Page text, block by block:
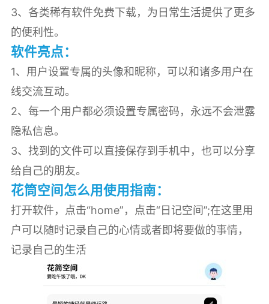
3、各类稀有软件免费下载，为日常生活提供了更多
的便利性。
软件亮点：
1、用户设置专属的头像和昵称，可以和诸多用户在
线交流互动。
2、每一个用户都必须设置专属密码，永远不会泄露
隐私信息。
3、找到的文件可以直接保存到手机中，也可以分享
给自己的朋友。
花筒空间怎么用使用指南：
打开软件，点击“home”，点击“日记空间”;在这里用
户可以随时记录自己的心情或者即将要做的事情，
记录自己的生活